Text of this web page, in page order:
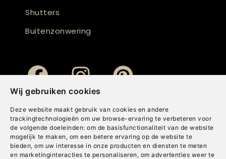
Wij gebruiken cookies
Deze website maakt gebruik van cookies en andere
trackingtechnologieën om uw browse-ervaring te verbeteren voor
de volgende doeleinden: om de basisfunctionaliteit van de website
mogelijk te maken , om een betere ervaring op de website te
bieden, om uw interesse in onze producten en diensten te meten
en marketinginteracties te personaliseren , om advertenties weer te
Shutters
Buitenzonwering